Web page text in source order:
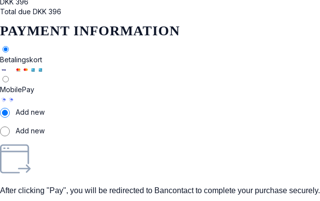
Total due DKK 396
PAYMENT INFORMATION
Betalingskort
MobilePay
Add new
Add new
After clicking "Pay", you will be redirected to Bancontact to complete your purchase securely.